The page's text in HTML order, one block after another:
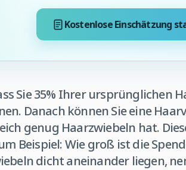
Kostenlose Einschätzung
Sie 35% Ihrer ursprünglichen
Danach können Sie eine
genug Haarzwiebeln hat.
Beispiel: Wie groß ist die
dicht aneinander liegen,